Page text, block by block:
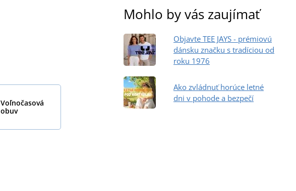
Voľnočasová
obuv
Mohlo by vás zaujímať
Objavte TEE JAYS - prémiovú
dánsku značku s tradíciou od
roku 1976
Ako zvládnuť horúce letné
dni v pohode a bezpečí